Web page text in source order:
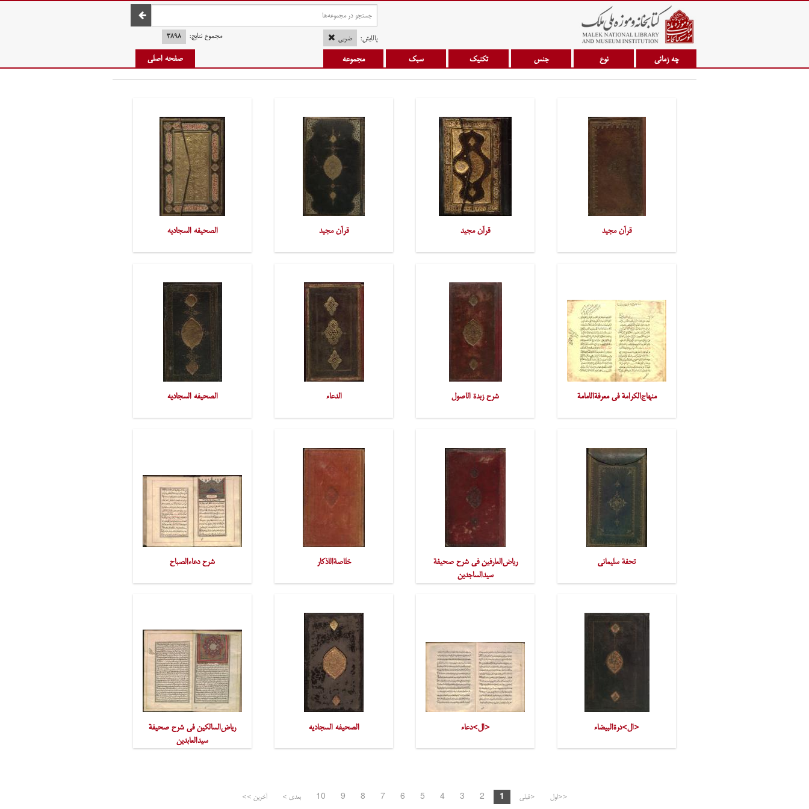
صفحه اصلی
پالایش: ضربی مجموع نتایج: ۳۸۹۸
چه زمانی نوع جنس تکنیک سبک مجموعه صفحه اصلی
قرآن مجید قرآن مجید قرآن مجید الصحیفه السجادیه
منهاج‌الکرامة فی معرفةالامامة شرح زبدة الاصول الدعاء الصحیفه السجادیه
تحفة سلیمانی
ریاض‌العارفین فی شرح صحیفة
سیدالساجدین
خلاصةالاذکار شرح دعاءالصباح
<ال>درةالبیضاء <ال>دعاء الصحیفه السجادیه
ریاض‌السالکین فی شرح صحیفة
سیدالعابدین
<<اول <قبلی 1
2
3
4
5
6
7
8
9
10 بعدی > آخرین >>